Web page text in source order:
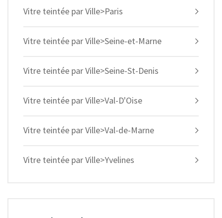
Vitre teintée par Ville>Paris
Vitre teintée par Ville>Seine-et-Marne
Vitre teintée par Ville>Seine-St-Denis
Vitre teintée par Ville>Val-D'Oise
Vitre teintée par Ville>Val-de-Marne
Vitre teintée par Ville>Yvelines